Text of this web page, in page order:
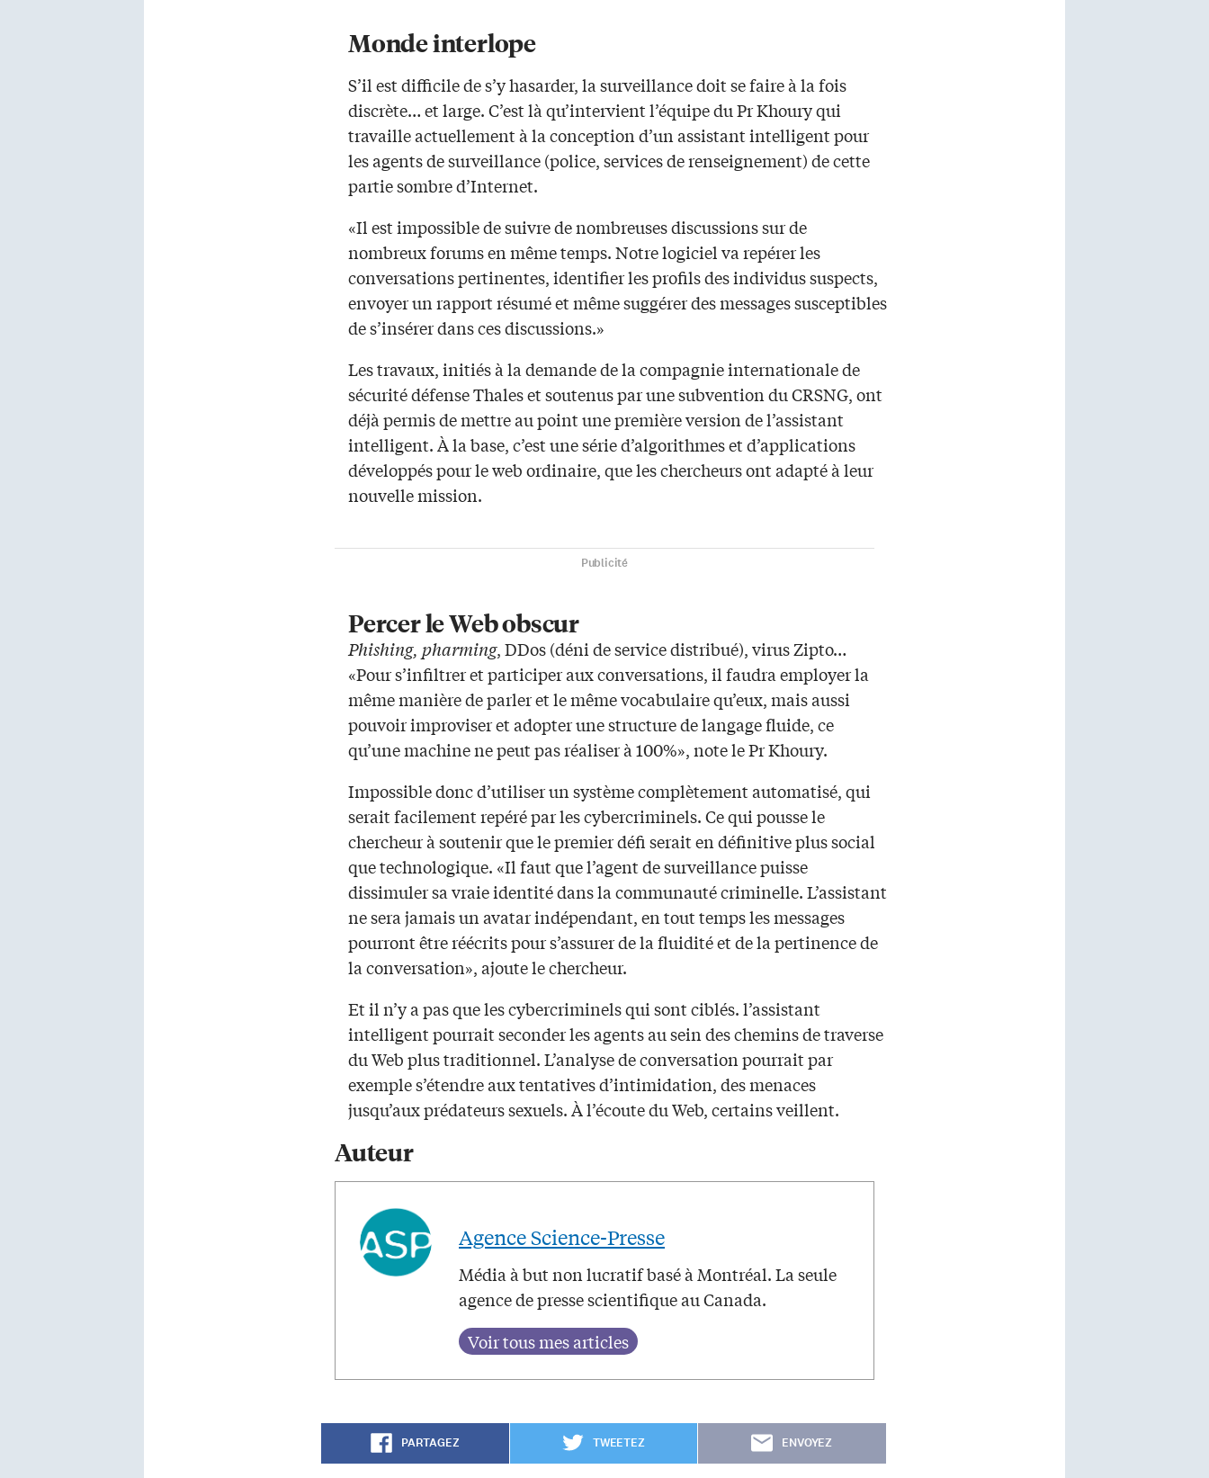
Monde interlope
S’il est difficile de s’y hasarder, la surveillance doit se faire à la fois
discrète… et large. C’est là qu’intervient l’équipe du Pr Khoury qui
travaille actuellement à la conception d’un assistant intelligent pour
les agents de surveillance (police, services de renseignement) de cette
partie sombre d’Internet.
«Il est impossible de suivre de nombreuses discussions sur de
nombreux forums en même temps. Notre logiciel va repérer les
conversations pertinentes, identifier les profils des individus suspects,
envoyer un rapport résumé et même suggérer des messages susceptibles
de s’insérer dans ces discussions.»
Les travaux, initiés à la demande de la compagnie internationale de
sécurité défense Thales et soutenus par une subvention du CRSNG, ont
déjà permis de mettre au point une première version de l’assistant
intelligent. À la base, c’est une série d’algorithmes et d’applications
développés pour le web ordinaire, que les chercheurs ont adapté à leur
nouvelle mission.
Publicité
Percer le Web obscur
Phishing, pharming, DDos (déni de service distribué), virus Zipto…
«Pour s’infiltrer et participer aux conversations, il faudra employer la
même manière de parler et le même vocabulaire qu’eux, mais aussi
pouvoir improviser et adopter une structure de langage fluide, ce
qu’une machine ne peut pas réaliser à 100%», note le Pr Khoury.
Impossible donc d’utiliser un système complètement automatisé, qui
serait facilement repéré par les cybercriminels. Ce qui pousse le
chercheur à soutenir que le premier défi serait en définitive plus social
que technologique. «Il faut que l’agent de surveillance puisse
dissimuler sa vraie identité dans la communauté criminelle. L’assistant
ne sera jamais un avatar indépendant, en tout temps les messages
pourront être réécrits pour s’assurer de la fluidité et de la pertinence de
la conversation», ajoute le chercheur.
Et il n’y a pas que les cybercriminels qui sont ciblés. l’assistant
intelligent pourrait seconder les agents au sein des chemins de traverse
du Web plus traditionnel. L’analyse de conversation pourrait par
exemple s’étendre aux tentatives d’intimidation, des menaces
jusqu’aux prédateurs sexuels. À l’écoute du Web, certains veillent.
Auteur
Agence Science-Presse
Média à but non lucratif basé à Montréal. La seule
agence de presse scientifique au Canada.
PARTAGEZ TWEETEZ ENVOYEZ